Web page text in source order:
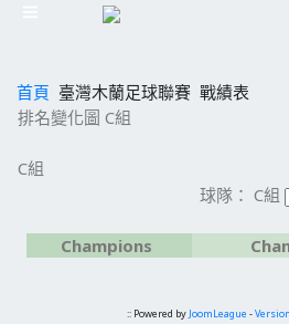
首頁 臺灣木蘭足球聯賽 戰績表
排名變化圖 C組
C組
球隊： C組
Champions
:: Powered by JoomLeague -